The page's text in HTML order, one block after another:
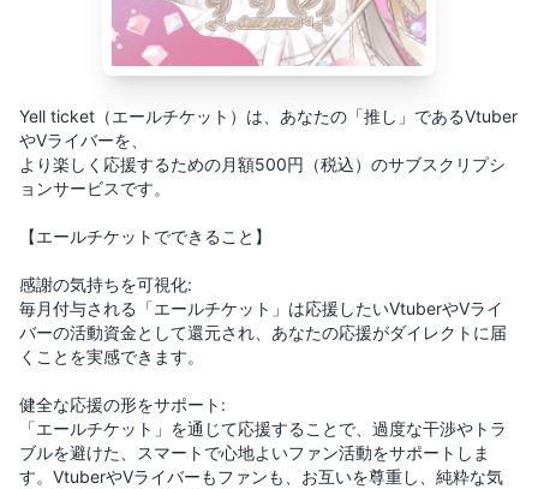
Yell ticket（エールチケット）は、あなたの「推し」であるVtuber
やVライバーを、
より楽しく応援するための月額500円（税込）のサブスクリプシ
ョンサービスです。
【エールチケットでできること】
感謝の気持ちを可視化:
毎月付与される「エールチケット」は応援したいVtuberやVライ
バーの活動資金として還元され、あなたの応援がダイレクトに届
くことを実感できます。
健全な応援の形をサポート:
「エールチケット」を通じて応援することで、過度な干渉やトラ
ブルを避けた、スマートで心地よいファン活動をサポートしま
す。VtuberやVライバーもファンも、お互いを尊重し、純粋な気